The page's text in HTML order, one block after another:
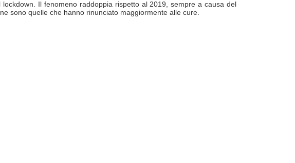
Il fenomeno raddoppia rispetto al 2019, sempre a causa del
sono quelle che hanno rinunciato maggiormente alle cure.